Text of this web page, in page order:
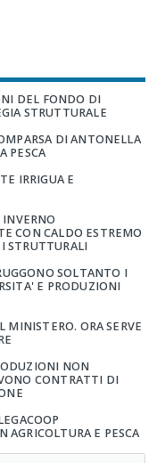
DEL FONDO DI
STRUTTURALE
DI ANTONELLA
PESCA
IRRIGUA E
CON CALDO ESTREMO
STRUTTURALI
SOLTANTO I
E PRODUZIONI
MINISTERO. ORA SERVE
NON
CONTRATTI DI
AGRICOLTURA E PESCA